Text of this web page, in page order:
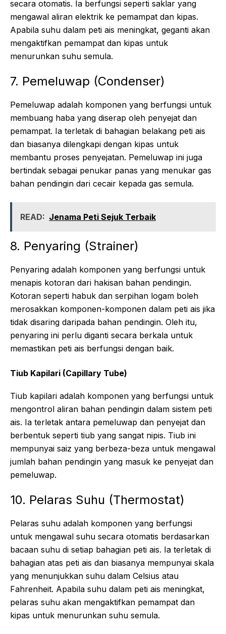
secara otomatis. Ia berfungsi seperti saklar yang
mengawal aliran elektrik ke pemampat dan kipas.
Apabila suhu dalam peti ais meningkat, geganti akan
mengaktifkan pemampat dan kipas untuk
menurunkan suhu semula.
7. Pemeluwap (Condenser)
Pemeluwap adalah komponen yang berfungsi untuk
membuang haba yang diserap oleh penyejat dan
pemampat. Ia terletak di bahagian belakang peti ais
dan biasanya dilengkapi dengan kipas untuk
membantu proses penyejatan. Pemeluwap ini juga
bertindak sebagai penukar panas yang menukar gas
bahan pendingin dari cecair kepada gas semula.
READ: Jenama Peti Sejuk Terbaik
8. Penyaring (Strainer)
Penyaring adalah komponen yang berfungsi untuk
menapis kotoran dari hakisan bahan pendingin.
Kotoran seperti habuk dan serpihan logam boleh
merosakkan komponen-komponen dalam peti ais jika
tidak disaring daripada bahan pendingin. Oleh itu,
penyaring ini perlu diganti secara berkala untuk
memastikan peti ais berfungsi dengan baik.
Tiub Kapilari (Capillary Tube)
Tiub kapilari adalah komponen yang berfungsi untuk
mengontrol aliran bahan pendingin dalam sistem peti
ais. Ia terletak antara pemeluwap dan penyejat dan
berbentuk seperti tiub yang sangat nipis. Tiub ini
mempunyai saiz yang berbeza-beza untuk mengawal
jumlah bahan pendingin yang masuk ke penyejat dan
pemeluwap.
10. Pelaras Suhu (Thermostat)
Pelaras suhu adalah komponen yang berfungsi
untuk mengawal suhu secara otomatis berdasarkan
bacaan suhu di setiap bahagian peti ais. Ia terletak di
bahagian atas peti ais dan biasanya mempunyai skala
yang menunjukkan suhu dalam Celsius atau
Fahrenheit. Apabila suhu dalam peti ais meningkat,
pelaras suhu akan mengaktifkan pemampat dan
kipas untuk menurunkan suhu semula.